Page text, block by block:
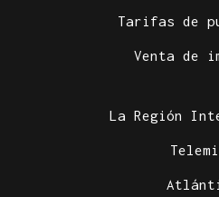
Tarifas de
Venta de
La Región